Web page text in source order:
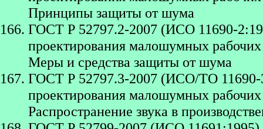
Принципы защиты от шума
ГОСТ Р 52797.2-2007 (ИСО 11690-
проектирования малошумных
Меры и средства защиты от шума
ГОСТ Р 52797.3-2007 (ИСО/ТО 11690-
проектирования малошумных
Распространение звука в